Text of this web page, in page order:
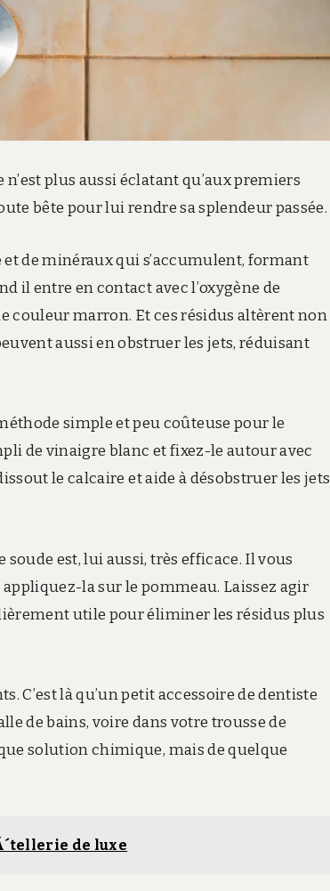
plus aussi éclatant qu’aux premiers
bête pour lui rendre sa splendeur passée.
et de minéraux qui s’accumulent, formant
il entre en contact avec l’oxygène de
couleur marron. Et ces résidus altèrent non
aussi en obstruer les jets, réduisant
simple et peu coûteuse pour le
de vinaigre blanc et fixez-le autour avec
le calcaire et aide à désobstruer les jets
est, lui aussi, très efficace. Il vous
la sur le pommeau. Laissez agir
utile pour éliminer les résidus plus
C’est là qu’un petit accessoire de dentiste
de bains, voire dans votre trousse de
solution chimique, mais de quelque
de luxe